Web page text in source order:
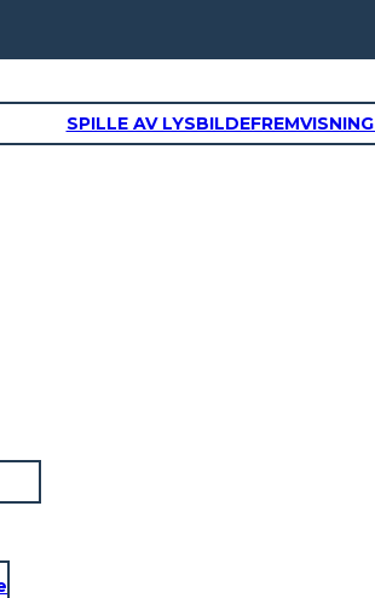
SPILLE AV LYSBILDEFREMVISNING